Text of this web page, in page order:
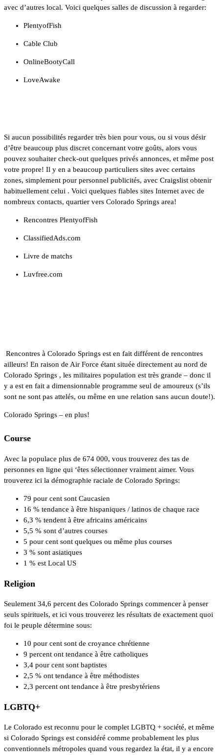
avec d’autres local. Voici quelques salles de discussion à regarder:
PlentyofFish
Cable Club
OnlineBootyCall
LoveAwake
Si aucun possibilités regarder très bien pour vous, ou si vous désir
d’être beaucoup plus discret concernant votre goûts, alors vous
pouvez souhaiter check-out quelques privés annonces, et même post
votre propre! Il y en a beaucoup particuliers sites avec certains
zones, simplement pour personnel publicités, avec Craigslist obtenir
habituellement celui . Voici quelques fiables sites Internet avec de
nombreux contacts, quartier vers Colorado Springs area!
Rencontres PlentyofFish
ClassifiedAds.com
Livre de matchs
Luvfree.com
Rencontres à Colorado Springs est en fait différent de rencontres
ailleurs! En raison de Air Force étant située directement au nord de
Colorado Springs , les militaires population est très grande – donc il
y a est en fait a dimensionnable programme seul de amoureux (s’ils
sont ne sont pas attelés, ou même en une relation sans aucun doute!).
Colorado Springs – en plus!
Course
Avec la populace plus de 674 000, vous trouverez des tas de
personnes en ligne qui ‘êtes sélectionner vraiment aimer. Vous
trouverez ici la démographie raciale de Colorado Springs:
79 pour cent sont Caucasien
16 % tendance à être hispaniques / latinos de chaque race
6,3 % tendent à être africains américains
5,5 % sont d’autres courses
5 pour cent sont quelques ou même plus courses
3 % sont asiatiques
1 % est Local US
Religion
Seulement 34,6 percent des Colorado Springs commencer à penser
seuls spirituels, et ici vous trouverez les résultats de exactement quoi
foi le peuple détermine sous:
10 pour cent sont de croyance chrétienne
9 percent ont tendance à être catholiques
3,4 pour cent sont baptistes
2,5 % ont tendance à être méthodistes
2,3 percent ont tendance à être presbytériens
LGBTQ+
Le Colorado est reconnu pour le complet LGBTQ + société, et même
si Colorado Springs est considéré comme probablement les plus
conventionnels métropoles quand vous regardez la état, il y a encore